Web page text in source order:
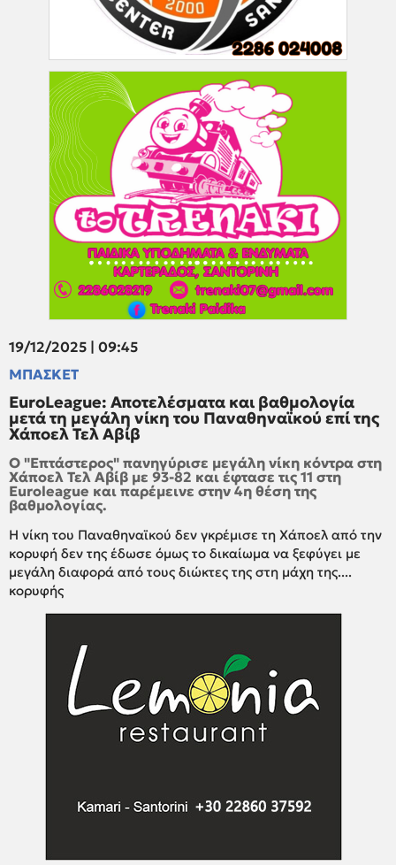
19/12/2025 | 09:45
ΜΠΑΣΚΕΤ
EuroLeague: Αποτελέσματα και βαθμολογία
μετά τη μεγάλη νίκη του Παναθηναϊκού επί της
Χάποελ Τελ Αβίβ
Ο "Επτάστερος" πανηγύρισε μεγάλη νίκη κόντρα στη
Χάποελ Τελ Αβίβ με 93-82 και έφτασε τις 11 στη
Euroleague και παρέμεινε στην 4η θέση της
βαθμολογίας.
Η νίκη του Παναθηναϊκού δεν γκρέμισε τη Χάποελ από την
κορυφή δεν της έδωσε όμως το δικαίωμα να ξεφύγει με
μεγάλη διαφορά από τους διώκτες της στη μάχη της....
κορυφής